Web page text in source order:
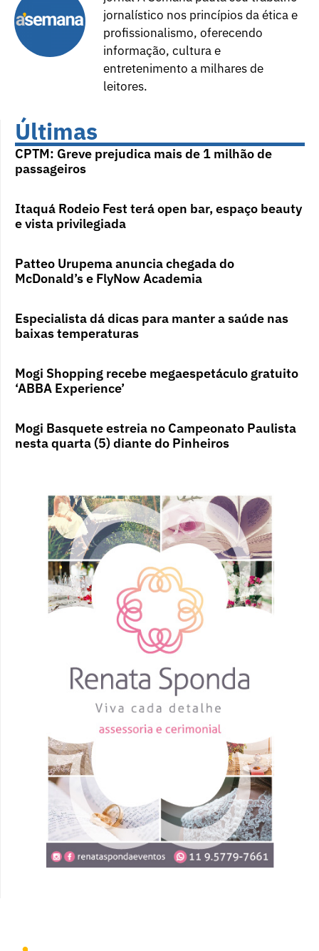
jornalístico nos princípios da ética e
profissionalismo, oferecendo
informação, cultura e
entretenimento a milhares de
leitores.
Últimas
CPTM: Greve prejudica mais de 1 milhão de
passageiros
Itaquá Rodeio Fest terá open bar, espaço beauty
e vista privilegiada
Patteo Urupema anuncia chegada do
McDonald’s e FlyNow Academia
Especialista dá dicas para manter a saúde nas
baixas temperaturas
Mogi Shopping recebe megaespetáculo gratuito
‘ABBA Experience’
Mogi Basquete estreia no Campeonato Paulista
nesta quarta (5) diante do Pinheiros